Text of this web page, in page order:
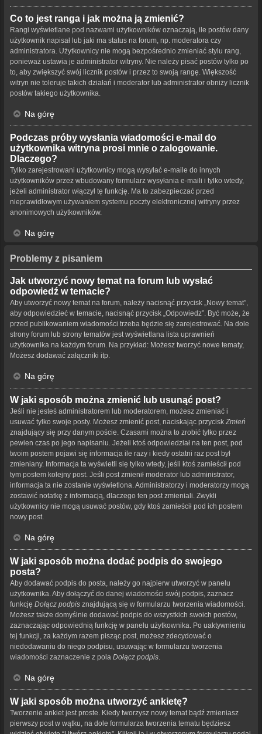
Co to jest ranga i jak można ją zmienić?
Rangi wyświetlane pod nazwami użytkowników oznaczają, ile postów dany
użytkownik napisał lub jaki ma status na forum, np. moderatora czy
administratora. Użytkownicy nie mogą bezpośrednio zmieniać stylu rang,
ponieważ ustawia je administrator witryny. Nie należy pisać postów tylko po
to, aby zwiększyć swój licznik postów i przez to swoją rangę. Większość
witryn nie toleruje takich działań i moderator lub administrator obniży licznik
postów takiego użytkownika.
Na górę
Podczas próby wysłania wiadomości e-mail do
użytkownika witryna prosi mnie o zalogowanie.
Dlaczego?
Tylko zarejestrowani użytkownicy mogą wysyłać e-maile do innych
użytkowników przez wbudowany formularz wysyłania e-maili i tylko wtedy,
jeżeli administrator włączył tę funkcję. Ma to zabezpieczać przed
nieprawidłowym używaniem systemu poczty elektronicznej witryny przez
anonimowych użytkowników.
Na górę
Problemy z pisaniem
Jak utworzyć nowy temat na forum lub wysłać
odpowiedź w temacie?
Aby utworzyć nowy temat na forum, należy nacisnąć przycisk „Nowy temat”,
aby odpowiedzieć w temacie, nacisnąć przycisk „Odpowiedz”. Być może, że
przed publikowaniem wiadomości trzeba będzie się zarejestrować. Na dole
strony forum lub strony tematów jest wyświetlana lista uprawnień
użytkownika na każdym forum. Na przykład: Możesz tworzyć nowe tematy,
Możesz dodawać załączniki itp.
Na górę
W jaki sposób można zmienić lub usunąć post?
Jeśli nie jesteś administratorem lub moderatorem, możesz zmieniać i
usuwać tylko swoje posty. Możesz zmienić post, naciskając przycisk Zmień
znajdujący się przy danym poście. Czasami można to zrobić tylko przez
pewien czas po jego napisaniu. Jeżeli ktoś odpowiedział na ten post, pod
twoim postem pojawi się informacja ile razy i kiedy ostatni raz post był
zmieniany. Informacja ta wyświetli się tylko wtedy, jeśli ktoś zamieścił pod
tym postem kolejny post. Jeśli post zmienił moderator lub administrator,
informacja ta nie zostanie wyświetlona. Administratorzy i moderatorzy mogą
zostawić notatkę z informacją, dlaczego ten post zmieniali. Zwykli
użytkownicy nie mogą usuwać postów, gdy ktoś zamieścił pod ich postem
nowy post.
Na górę
W jaki sposób można dodać podpis do swojego
posta?
Aby dodawać podpis do posta, należy go najpierw utworzyć w panelu
użytkownika. Aby dołączyć do danej wiadomości swój podpis, zaznacz
funkcję Dołącz podpis znajdującą się w formularzu tworzenia wiadomości.
Możesz także domyślnie dodawać podpis do wszystkich swoich postów,
zaznaczając odpowiednią funkcję w panelu użytkownika. Po uaktywnieniu
tej funkcji, za każdym razem pisząc post, możesz zdecydować o
niedodawaniu do niego podpisu, usuwając w formularzu tworzenia
wiadomości zaznaczenie z pola Dołącz podpis
Na górę
W jaki sposób można utworzyć ankietę?
Tworzenie ankiet jest proste. Kiedy tworzysz nowy temat bądź zmieniasz
pierwszy post w wątku, na dole formularza tworzenia tematu będziesz